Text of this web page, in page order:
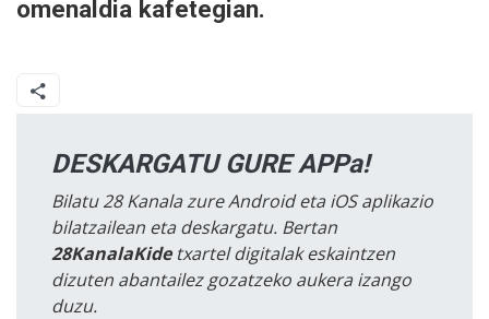
omenaldia kafetegian.
DESKARGATU GURE APPa!
Bilatu 28 Kanala zure Android eta iOS aplikazio
bilatzailean eta deskargatu. Bertan
28KanalaKidetxartel digitalak eskaintzen
dizuten abantailez gozatzeko aukera izango
duzu.